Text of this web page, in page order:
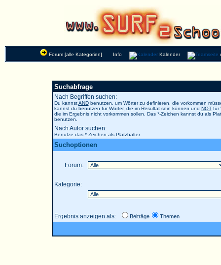
Forum [alle Kategorien] Info Kalender
Suchabfrage
Nach Begriffen suchen:
Du kannstANDbenutzen, um Wörter zu definieren, die vorkommen
kannst du benutzen für Wörter, die im Resultat sein können und NOTfür
die im Ergebnis nicht vorkommen sollen. Das *-Zeichen kannst du als
benutzen.
Nach Autor suchen:
Benutze das *-Zeichen als Platzhalter
Suchoptionen
Forum:
Kategorie:
Ergebnis anzeigen als: Beiträge Themen